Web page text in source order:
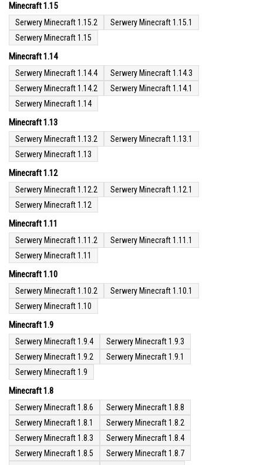
Minecraft 1.15
Serwery Minecraft 1.15.2
Serwery Minecraft 1.15.1
Serwery Minecraft 1.15
Minecraft 1.14
Serwery Minecraft 1.14.4
Serwery Minecraft 1.14.3
Serwery Minecraft 1.14.2
Serwery Minecraft 1.14.1
Serwery Minecraft 1.14
Minecraft 1.13
Serwery Minecraft 1.13.2
Serwery Minecraft 1.13.1
Serwery Minecraft 1.13
Minecraft 1.12
Serwery Minecraft 1.12.2
Serwery Minecraft 1.12.1
Serwery Minecraft 1.12
Minecraft 1.11
Serwery Minecraft 1.11.2
Serwery Minecraft 1.11.1
Serwery Minecraft 1.11
Minecraft 1.10
Serwery Minecraft 1.10.2
Serwery Minecraft 1.10.1
Serwery Minecraft 1.10
Minecraft 1.9
Serwery Minecraft 1.9.4
Serwery Minecraft 1.9.3
Serwery Minecraft 1.9.2
Serwery Minecraft 1.9.1
Serwery Minecraft 1.9
Minecraft 1.8
Serwery Minecraft 1.8.6
Serwery Minecraft 1.8.8
Serwery Minecraft 1.8.1
Serwery Minecraft 1.8.2
Serwery Minecraft 1.8.3
Serwery Minecraft 1.8.4
Serwery Minecraft 1.8.5
Serwery Minecraft 1.8.7